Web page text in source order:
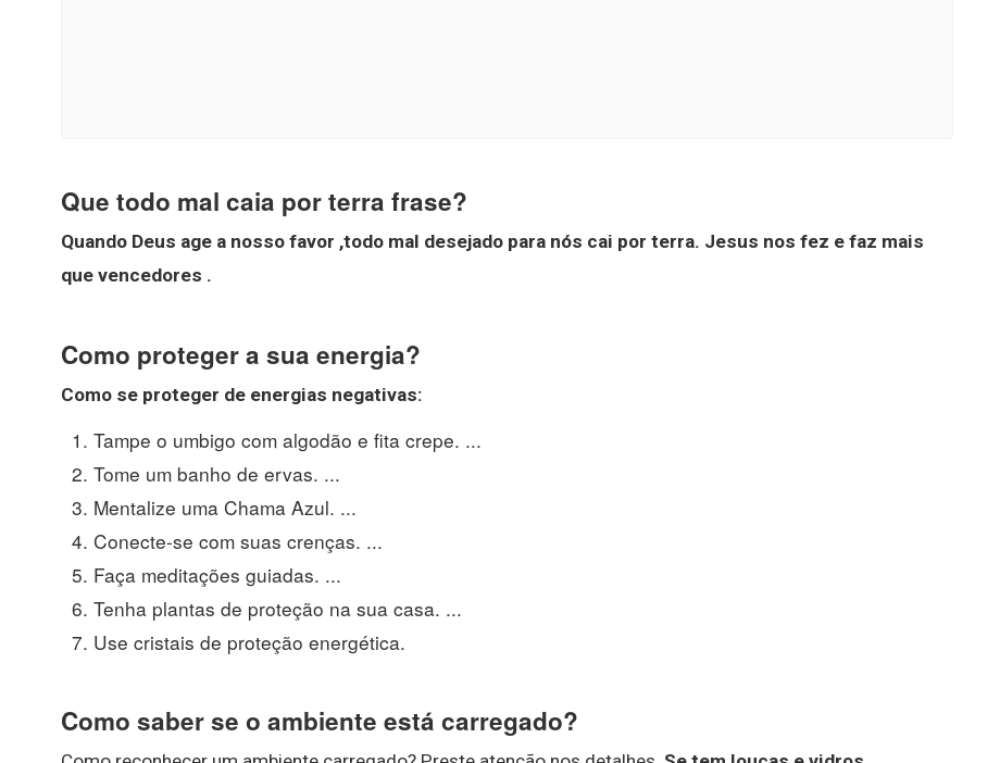
Que todo mal caia por terra frase?
Quando Deus age a nosso favor ,todo mal desejado para nós cai por terra. Jesus nos fez e faz mais
que vencedores .
Como proteger a sua energia?
Como se proteger de energias negativas:
Tampe o umbigo com algodão e fita crepe. ...
Tome um banho de ervas. ...
Mentalize uma Chama Azul. ...
Conecte-se com suas crenças. ...
Faça meditações guiadas. ...
Tenha plantas de proteção na sua casa. ...
Use cristais de proteção energética.
Como saber se o ambiente está carregado?